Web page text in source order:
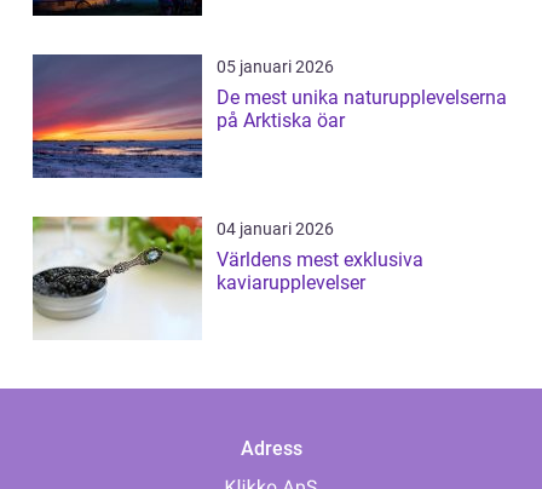
05 januari 2026
De mest unika naturupplevelserna
på Arktiska öar
04 januari 2026
Världens mest exklusiva
kaviarupplevelser
Adress